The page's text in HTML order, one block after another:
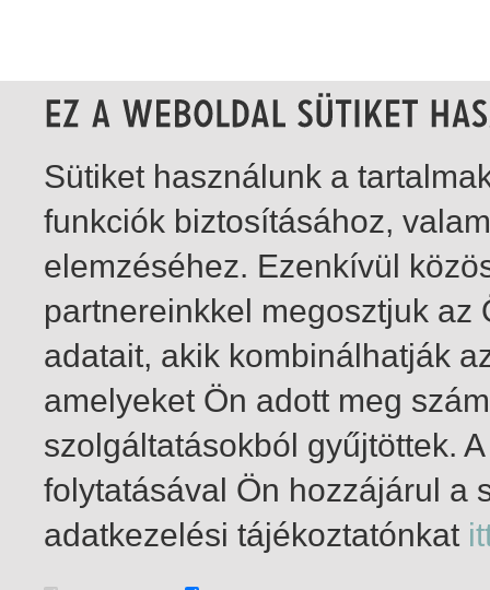
1-1 / total 1 hit
Sütiket használunk a
funkciók biztosításához,
elemzéséhez. Ezenkívül
partnereinkkel megosztjuk
adatait, akik kombinálhatják
amelyeket Ön adott meg
szolgáltatásokból gyűjtöttek.
folytatásával Ön hozzájárul a
adatkezelési tájékoztatónkat